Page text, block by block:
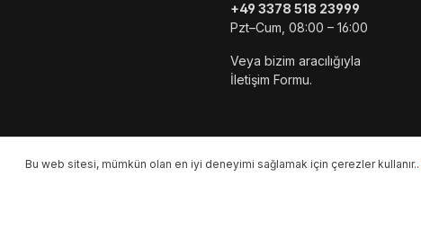
+49 3378 518 23999
Pzt–Cum, 08:00 – 16:00
Veya bizim aracılığıyla
İletişim Formu.
Bu web sitesi, mümkün olan en iyi deneyimi sağlamak için çerezler kullanır..